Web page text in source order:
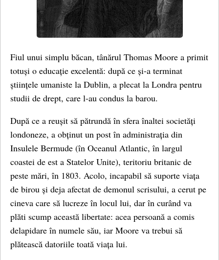
Fiul unui simplu băcan, tânărul Thomas Moore a primit
totuși o educație excelentă: după ce și-a terminat
științele umaniste la Dublin, a plecat la Londra pentru
studii de drept, care l-au condus la barou.
După ce a reușit să pătrundă în sfera înaltei societăți
londoneze, a obținut un post în administrația din
Insulele Bermude (în Oceanul Atlantic, în largul
coastei de est a Statelor Unite), teritoriu britanic de
peste mări, în 1803. Acolo, incapabil să suporte viața
de birou și deja afectat de demonul scrisului, a cerut pe
cineva care să lucreze în locul lui, dar în curând va
plăti scump această libertate: acea persoană a comis
delapidare în numele său, iar Moore va trebui să
plătească datoriile toată viața lui.